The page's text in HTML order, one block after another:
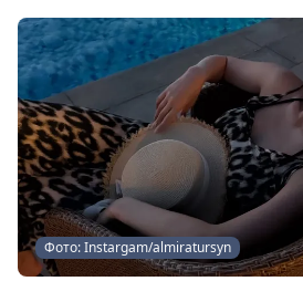
Фото: Instargam/almiratursyn